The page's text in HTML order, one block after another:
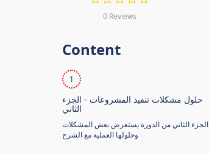
0 Reviews
Content
1
حلول مشكلات تنفيذ المشروعات - الجزء
الثاني
الجزء الثاني من الدورة يستعرض بعض المشكلات
وحلولها العملية مع الشرح